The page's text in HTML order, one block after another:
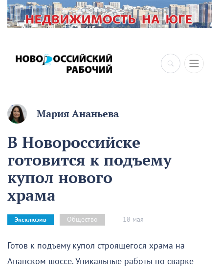
×
Мария Ананьева
В Новороссийске
готовится к подъему
купол нового
храма
Эксклюзив Общество 18 мая
Готов к подъему купол строящегося храма на
Анапском шоссе. Уникальные работы по сварке